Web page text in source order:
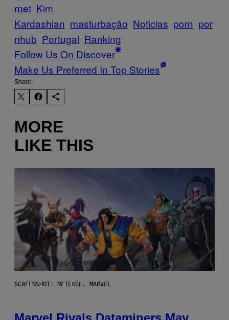
rnet Kim
Kardashian masturbação Noticias porn por
nhub Portugal Ranking
Follow Us On Discover
Make Us Preferred In Top Stories
Share:
MORE
LIKE THIS
SCREENSHOT: NETEASE, MARVEL